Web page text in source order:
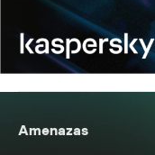
Amenazas